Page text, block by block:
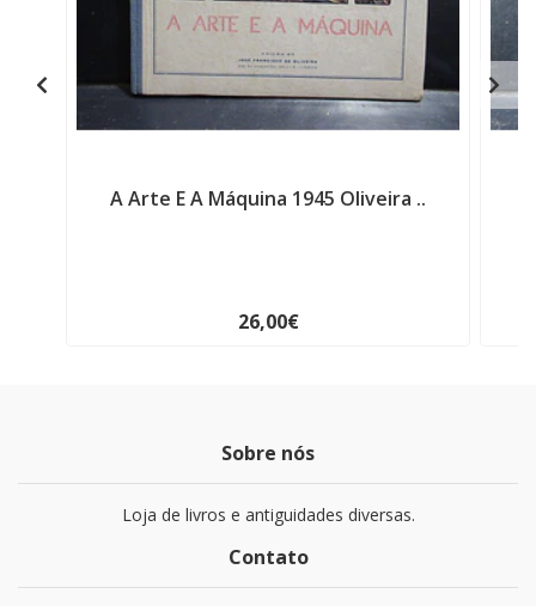
A Arte E A Máquina 1945 Oliveira ..
26,00€
Sobre nós
Loja de livros e antiguidades diversas.
Contato